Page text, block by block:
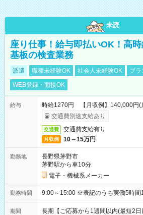
未読
座り仕事！給与即払いOK！高時
基板の検査業務
派遣 職種未経験OK 社会人未経験OK
ブラ
WEB登録・面接OK
給与
時給1270円 【月収例】140,000円(
交通費別途支給あり
交通費 交通費支給有り
月収例 10～15万円
勤務地
長野県茅野市
茅野駅から車10分
電子・機械系メーカー
勤務時間 9:00～15:00 ※表記のうち実働5
期間 長期【ご応募から1週間以内(最短2日